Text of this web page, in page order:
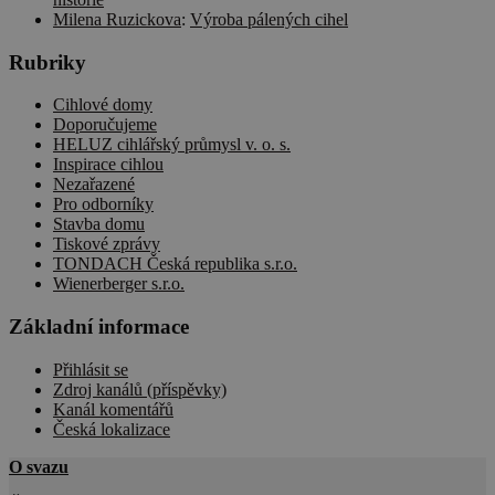
Milena Ruzickova: Výroba pálených cihel
Rubriky
Cihlové domy
Doporučujeme
HELUZ cihlářský průmysl v. o. s.
Inspirace cihlou
Nezařazené
Pro odborníky
Stavba domu
Tiskové zprávy
TONDACH Česká republika s.r.o.
Wienerberger s.r.o.
Základní informace
Přihlásit se
Zdroj kanálů (příspěvky)
Kanál komentářů
Česká lokalizace
O svazu
CookieScriptConsent
CookieScript
zásadách ochrany soukromí společnosti Google